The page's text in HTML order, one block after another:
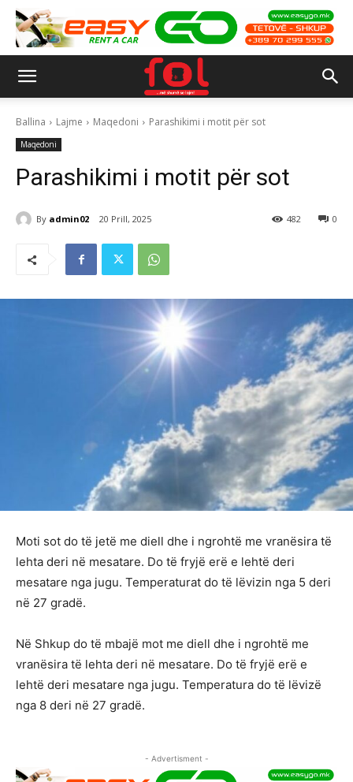
Ballina Lajme Maqedoni Parashikimi i motit për sot
Maqedoni
Parashikimi i motit për sot
By admin02 20 Prill, 2025 0
482
Moti sot do të jetë me diell dhe i ngrohtë me vranësira të
lehta deri në mesatare. Do të fryjë erë e lehtë deri
mesatare nga jugu. Temperaturat do të lëvizin nga 5 deri
në 27 gradë.
Në Shkup do të mbajë mot me diell dhe i ngrohtë me
vranësira të lehta deri në mesatare. Do të fryjë erë e
lehtë deri mesatare nga jugu. Temperatura do të lëvizë
nga 8 deri në 27 gradë.
- Advertisment -